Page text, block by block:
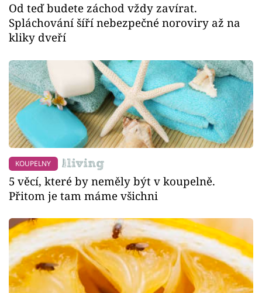
Od teď budete záchod vždy zavírat.
Spláchování šíří nebezpečné noroviry až na
kliky dveří
KOUPELNY
5 věcí, které by neměly být v koupelně.
Přitom je tam máme všichni